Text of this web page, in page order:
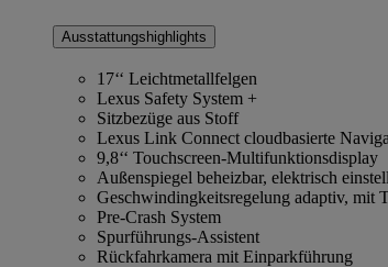
Ausstattungshighlights
17‘‘ Leichtmetallfelgen
Lexus Safety System +
Sitzbezüge aus Stoff
Lexus Link Connect cloudbasierte
9,8‘‘ Touchscreen-Multifunktionsdisplay
Außenspiegel beheizbar, elektrisch
Geschwindingkeitsregelung adaptiv, mit
Pre-Crash System
Spurführungs-Assistent
Rückfahrkamera mit Einparkführung